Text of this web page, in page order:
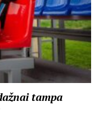
tampa